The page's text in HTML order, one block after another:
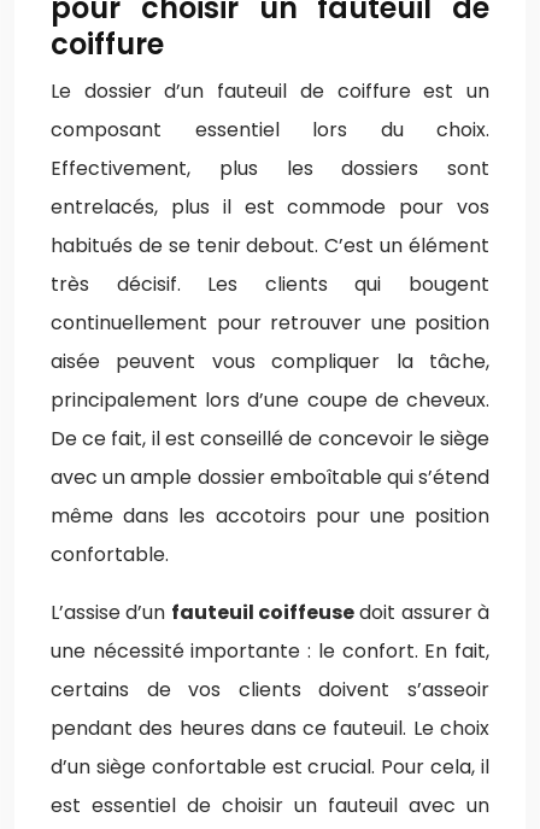
coiffure
Le dossier d’un fauteuil de coiffure est un
composant essentiel lors du choix.
Effectivement, plus les dossiers sont
entrelacés, plus il est commode pour vos
habitués de se tenir debout. C’est un élément
très décisif. Les clients qui bougent
continuellement pour retrouver une position
aisée peuvent vous compliquer la tâche,
principalement lors d’une coupe de cheveux.
De ce fait, il est conseillé de concevoir le siège
avec un ample dossier emboîtable qui s’étend
même dans les accotoirs pour une position
confortable.
L’assise d’un fauteuil coiffeusedoit assurer à
une nécessité importante : le confort. En fait,
certains de vos clients doivent s’asseoir
pendant des heures dans ce fauteuil. Le choix
d’un siège confortable est crucial. Pour cela, il
est essentiel de choisir un fauteuil avec un